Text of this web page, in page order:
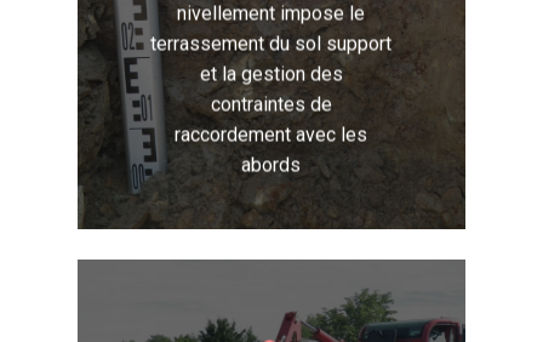
nivellement impose le
terrassement du sol support
et la gestion des
contraintes de
raccordement avec les
abords